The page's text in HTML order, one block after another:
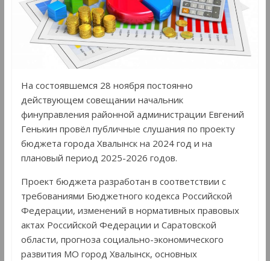
На состоявшемся 28 ноября постоянно
действующем совещании начальник
финуправления районной администрации Евгений
Генькин провёл публичные слушания по проекту
бюджета города Хвалынск на 2024 год и на
плановый период 2025-2026 годов.
Проект бюджета разработан в соответствии с
требованиями Бюджетного кодекса Российской
Федерации, изменений в нормативных правовых
актах Российской Федерации и Саратовской
области, прогноза социально-экономического
развития МО город Хвалынск, основных